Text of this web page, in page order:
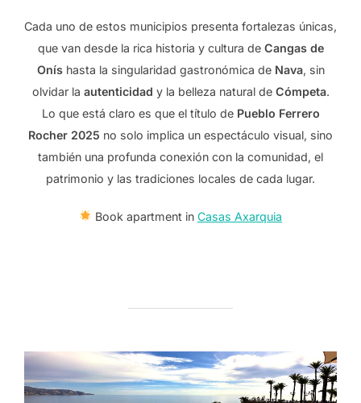
Cada uno de estos municipios presenta fortalezas únicas,
que van desde la rica historia y cultura de Cangas de
Oníshasta la singularidad gastronómica de Nava, sin
olvidar la autenticidad y la belleza natural de Cómpeta.
Lo que está claro es que el título de Pueblo Ferrero
Rocher 2025 no solo implica un espectáculo visual, sino
también una profunda conexión con la comunidad, el
patrimonio y las tradiciones locales de cada lugar.
Book apartment inCasas Axarquia